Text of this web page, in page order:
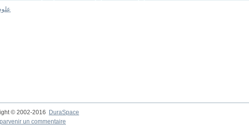
© 2002-2016 DuraSpace
un commentaire